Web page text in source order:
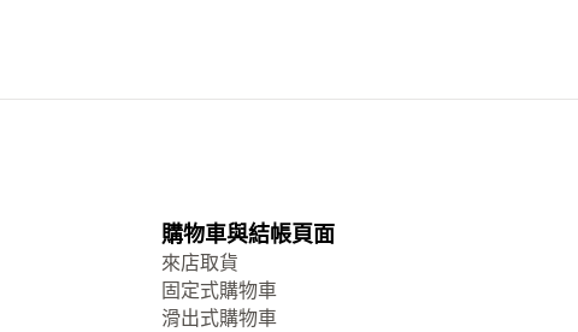
購物車與結帳頁面
來店取貨
固定式購物車
滑出式購物車